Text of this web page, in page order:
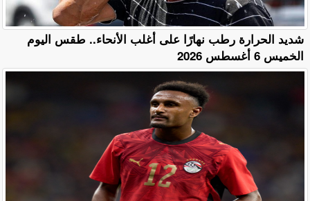
​شديد الحرارة رطب نهارًا على أغلب الأنحاء.. طقس اليوم
الخميس 6 أغسطس 2026